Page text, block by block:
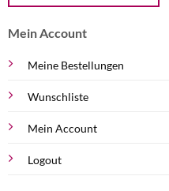
Mein Account
Meine Bestellungen
Wunschliste
Mein Account
Logout